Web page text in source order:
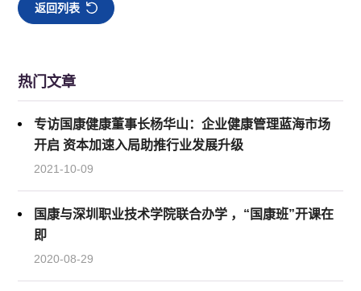
返回列表
热门文章
专访国康健康董事长杨华山：企业健康管理蓝海市场
开启 资本加速入局助推行业发展升级
2021-10-09
国康与深圳职业技术学院联合办学 ，“国康班”开课在
即
2020-08-29